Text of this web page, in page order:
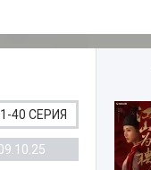
1-40 СЕРИЯ